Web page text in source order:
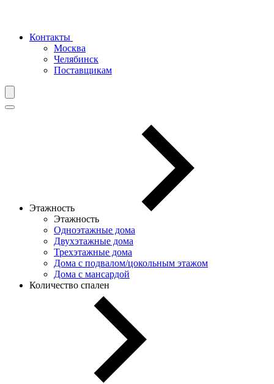
Контакты
Москва
Челябинск
Поставщикам
Этажность
Этажность
Одноэтажные дома
Двухэтажные дома
Трехэтажные дома
Дома с подвалом/цокольным этажом
Дома с мансардой
Количество спален